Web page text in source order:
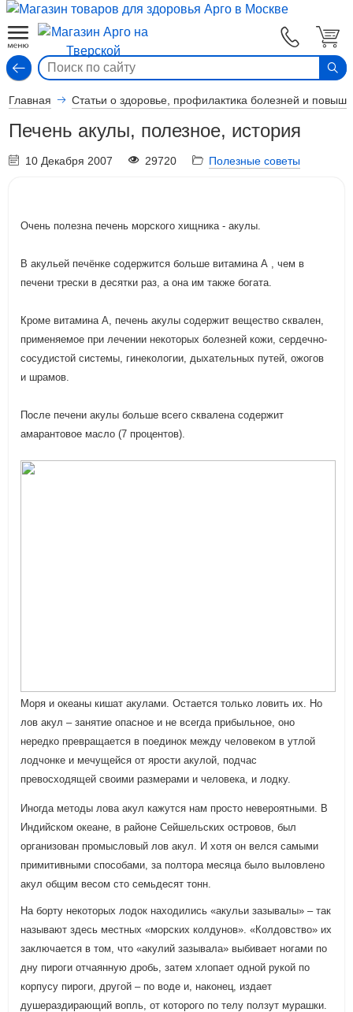
Главная Статьи о здоровье, профилактика болезней и
Печень акулы, полезное, история
10 Декабря 2007 29720 Полезные советы
Очень полезна печень морского хищника - акулы.
В акульей печёнке содержится больше витамина А , чем в
печени трески в десятки раз, а она им также богата.
Кроме витамина А, печень акулы содержит вещество сквален,
применяемое при лечении некоторых болезней кожи, сердечно-
сосудистой системы, гинекологии, дыхательных путей, ожогов
и шрамов.
После печени акулы больше всего сквалена содержит
амарантовое масло (7 процентов).
Моря и океаны кишат акулами. Остается только ловить их. Но
лов акул – занятие опасное и не всегда прибыльное, оно
нередко превращается в поединок между человеком в утлой
лодчонке и мечущейся от ярости акулой, подчас
превосходящей своими размерами и человека, и лодку.
Иногда методы лова акул кажутся нам просто невероятными. В
Индийском океане, в районе Сейшельских островов, был
организован промысловый лов акул. И хотя он велся самыми
примитивными способами, за полтора месяца было выловлено
акул общим весом сто семьдесят тонн.
На борту некоторых лодок находились «акульи зазывалы» – так
называют здесь местных «морских колдунов». «Колдовство» их
заключается в том, что «акулий зазывала» выбивает ногами по
дну пироги отчаянную дробь, затем хлопает одной рукой по
корпусу пироги, другой – по воде и, наконец, издает
душераздирающий вопль, от которого по телу ползут мурашки.